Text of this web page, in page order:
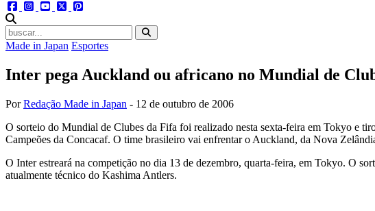
facebookinstagram
youtube
twitter
Made in Japan Esportes
Inter pega Auckland ou africano no Mundial de
PorRedação Made in Japan - 12 de outubro de 2006
O sorteio do Mundial de Clubes da Fifa foi realizado nesta sexta-feira em Tokyo e
Campeões da Concacaf. O time brasileiro vai enfrentar o Auckland, da Nova
O Inter estreará na competição no dia 13 de dezembro, quarta-feira, em Tokyo. O
atualmente técnico do Kashima Antlers.